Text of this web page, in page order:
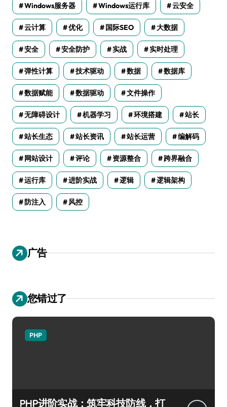
Windows服务器 Windows运行库 云安全
云计算 优化 国际SEO 大数据
安全 安全防护 实战 实时处理
弹性计算 技术驱动 数据 数据库
数据赋能 数据驱动 文件操作
无障碍设计 机器学习 环境搭建 站长
站长生态 站长资讯 站长运营 编解码
网站设计 评论 资源整合 跨界融合
运行库 进阶实战 逻辑 逻辑架构
防注入 风控
广告
您错过了
PHP
PHP进阶实战：筑牢科技防线，打